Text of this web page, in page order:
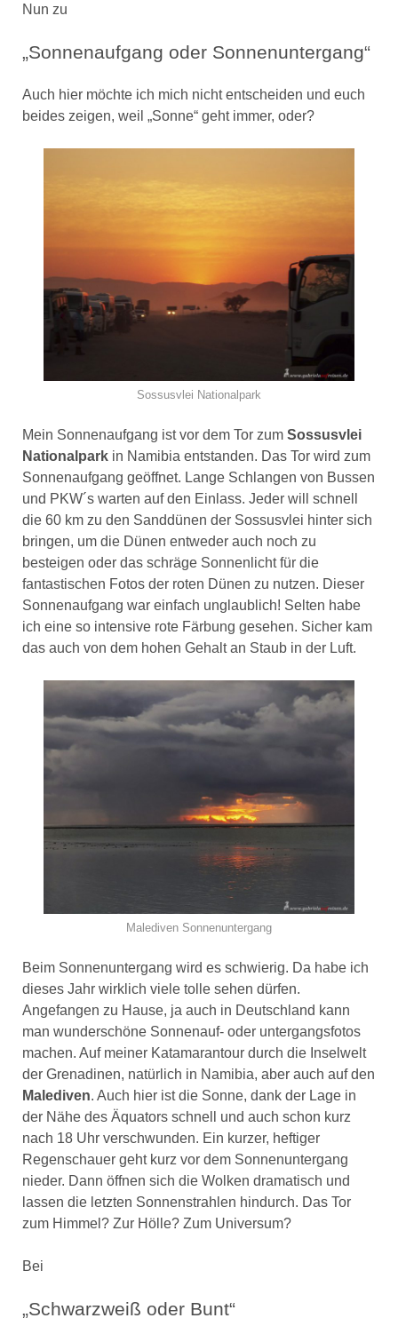
Nun zu
„Sonnenaufgang oder Sonnenuntergang“
Auch hier möchte ich mich nicht entscheiden und euch
beides zeigen, weil „Sonne“ geht immer, oder?
Sossusvlei Nationalpark
Mein Sonnenaufgang ist vor dem Tor zum Sossusvlei
Nationalparkin Namibia entstanden. Das Tor wird zum
Sonnenaufgang geöffnet. Lange Schlangen von Bussen
und PKW´s warten auf den Einlass. Jeder will schnell
die 60 km zu den Sanddünen der Sossusvlei hinter sich
bringen, um die Dünen entweder auch noch zu
besteigen oder das schräge Sonnenlicht für die
fantastischen Fotos der roten Dünen zu nutzen. Dieser
Sonnenaufgang war einfach unglaublich! Selten habe
ich eine so intensive rote Färbung gesehen. Sicher kam
das auch von dem hohen Gehalt an Staub in der Luft.
Malediven Sonnenuntergang
Beim Sonnenuntergang wird es schwierig. Da habe ich
dieses Jahr wirklich viele tolle sehen dürfen.
Angefangen zu Hause, ja auch in Deutschland kann
man wunderschöne Sonnenauf- oder untergangsfotos
machen. Auf meiner Katamarantour durch die Inselwelt
der Grenadinen, natürlich in Namibia, aber auch auf den
Malediven. Auch hier ist die Sonne, dank der Lage in
der Nähe des Äquators schnell und auch schon kurz
nach 18 Uhr verschwunden. Ein kurzer, heftiger
Regenschauer geht kurz vor dem Sonnenuntergang
nieder. Dann öffnen sich die Wolken dramatisch und
lassen die letzten Sonnenstrahlen hindurch. Das Tor
zum Himmel? Zur Hölle? Zum Universum?
Bei
„Schwarzweiß oder Bunt“